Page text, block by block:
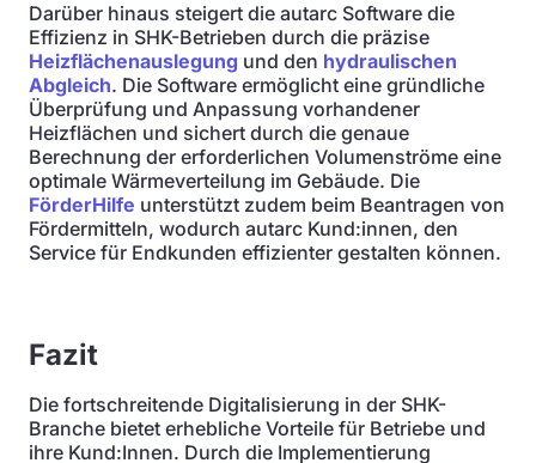
Darüber hinaus steigert die autarc Software die
Effizienz in SHK-Betrieben durch die präzise
Heizflächenauslegung und den hydraulischen
Abgleich. Die Software ermöglicht eine gründliche
Überprüfung und Anpassung vorhandener
Heizflächen und sichert durch die genaue
Berechnung der erforderlichen Volumenströme eine
optimale Wärmeverteilung im Gebäude. Die
FörderHilfe unterstützt zudem beim Beantragen von
Fördermitteln, wodurch autarc Kund:innen, den
Service für Endkunden effizienter gestalten können.
Fazit
Die fortschreitende Digitalisierung in der SHK-
Branche bietet erhebliche Vorteile für Betriebe und
ihre Kund:Innen. Durch die Implementierung